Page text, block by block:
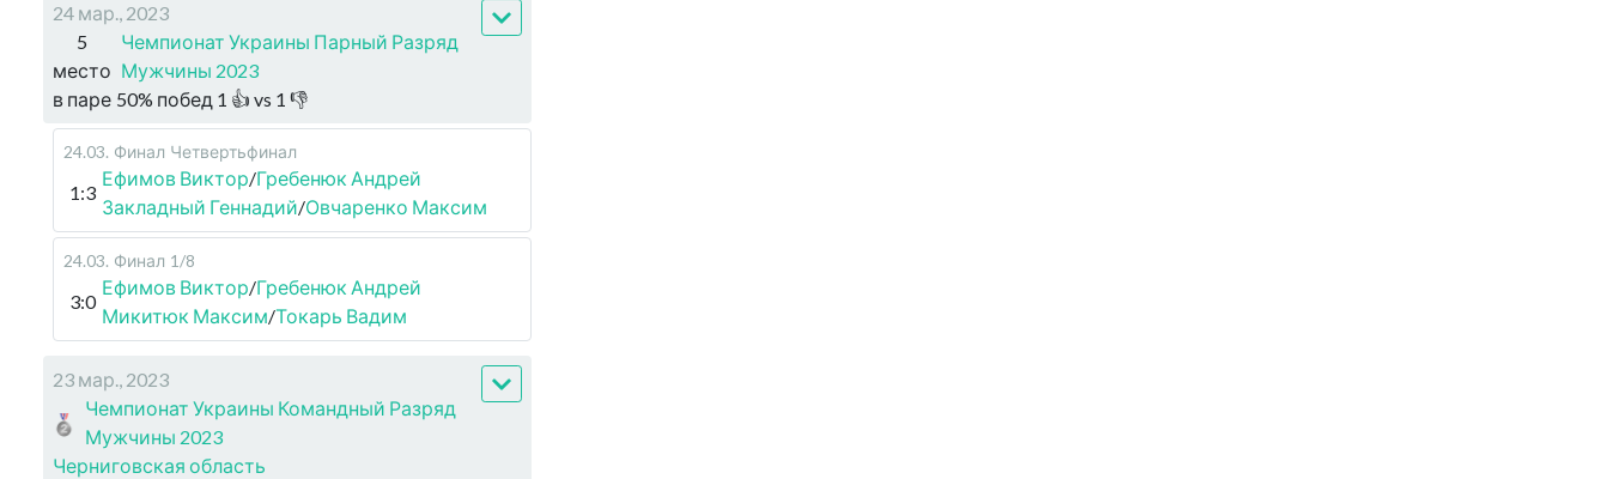
24 мар., 2023
5
место
Чемпионат Украины Парный Разряд
Мужчины 2023
в паре 50% побед 1 👍 vs 1 👎
24.03. Финал Четвертьфинал
1:3
Ефимов Виктор/Гребенюк Андрей
Закладный Геннадий/Овчаренко Максим
24.03. Финал 1/8
3:0
Ефимов Виктор/Гребенюк Андрей
Микитюк Максим/Токарь Вадим
23 мар., 2023
Чемпионат Украины Командный Разряд
Мужчины 2023
Черниговская область